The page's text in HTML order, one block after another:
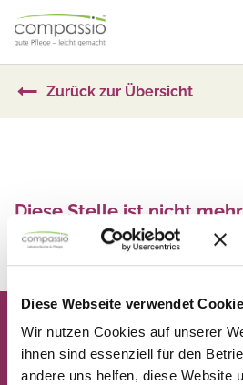
Diese Webseite verwendet
Wir nutzen Cookies auf unserer
ihnen sind essenziell für den
andere uns helfen, diese Website
content
Zurück zur Übersicht
Diese Stelle ist nicht
Zurück zur Übersicht